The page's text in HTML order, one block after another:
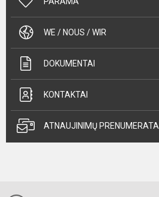
WE / NOUS / WIR
DOKUMENTAI
KONTAKTAI
ATNAUJINIMŲ PRENUMERATA